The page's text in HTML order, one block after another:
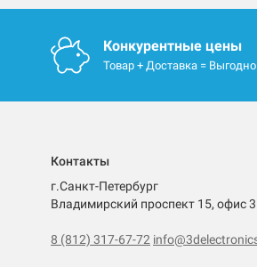
Конкурентные цены
Товар + Доставка = Выгодно
Контакты
г.Санкт-Петербург
Владимирский проспект 15, офис
8 (812) 317-67-72